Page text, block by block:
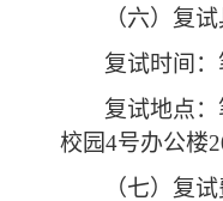
（六） 复
复试时间：
复试地点：
校园4号办公楼
（七）复试